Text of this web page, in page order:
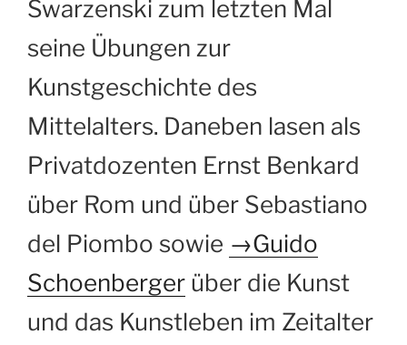
Swarzenski zum letzten Mal
seine Übungen zur
Kunstgeschichte des
Mittelalters. Daneben lasen als
Privatdozenten Ernst Benkard
über Rom und über Sebastiano
del Piombo sowie →Guido
Schoenberger über die Kunst
und das Kunstleben im Zeitalter